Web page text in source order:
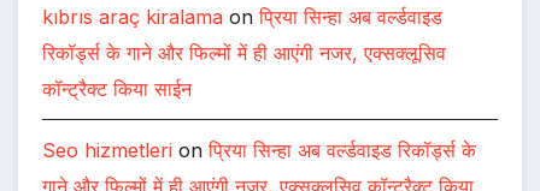
kıbrıs araç kiralama onप्रिया सिन्हा अब वर्ल्डवाइड
रिकॉर्ड्स के गाने और फिल्मों में ही आएंगी नजर, एक्सक्लूसिव
कॉन्ट्रैक्ट किया साईन
Seo hizmetleri onप्रिया सिन्हा अब वर्ल्डवाइड रिकॉर्ड्स के
गाने और फिल्मों में ही आएंगी नजर, एक्सक्लूसिव कॉन्ट्रैक्ट किया